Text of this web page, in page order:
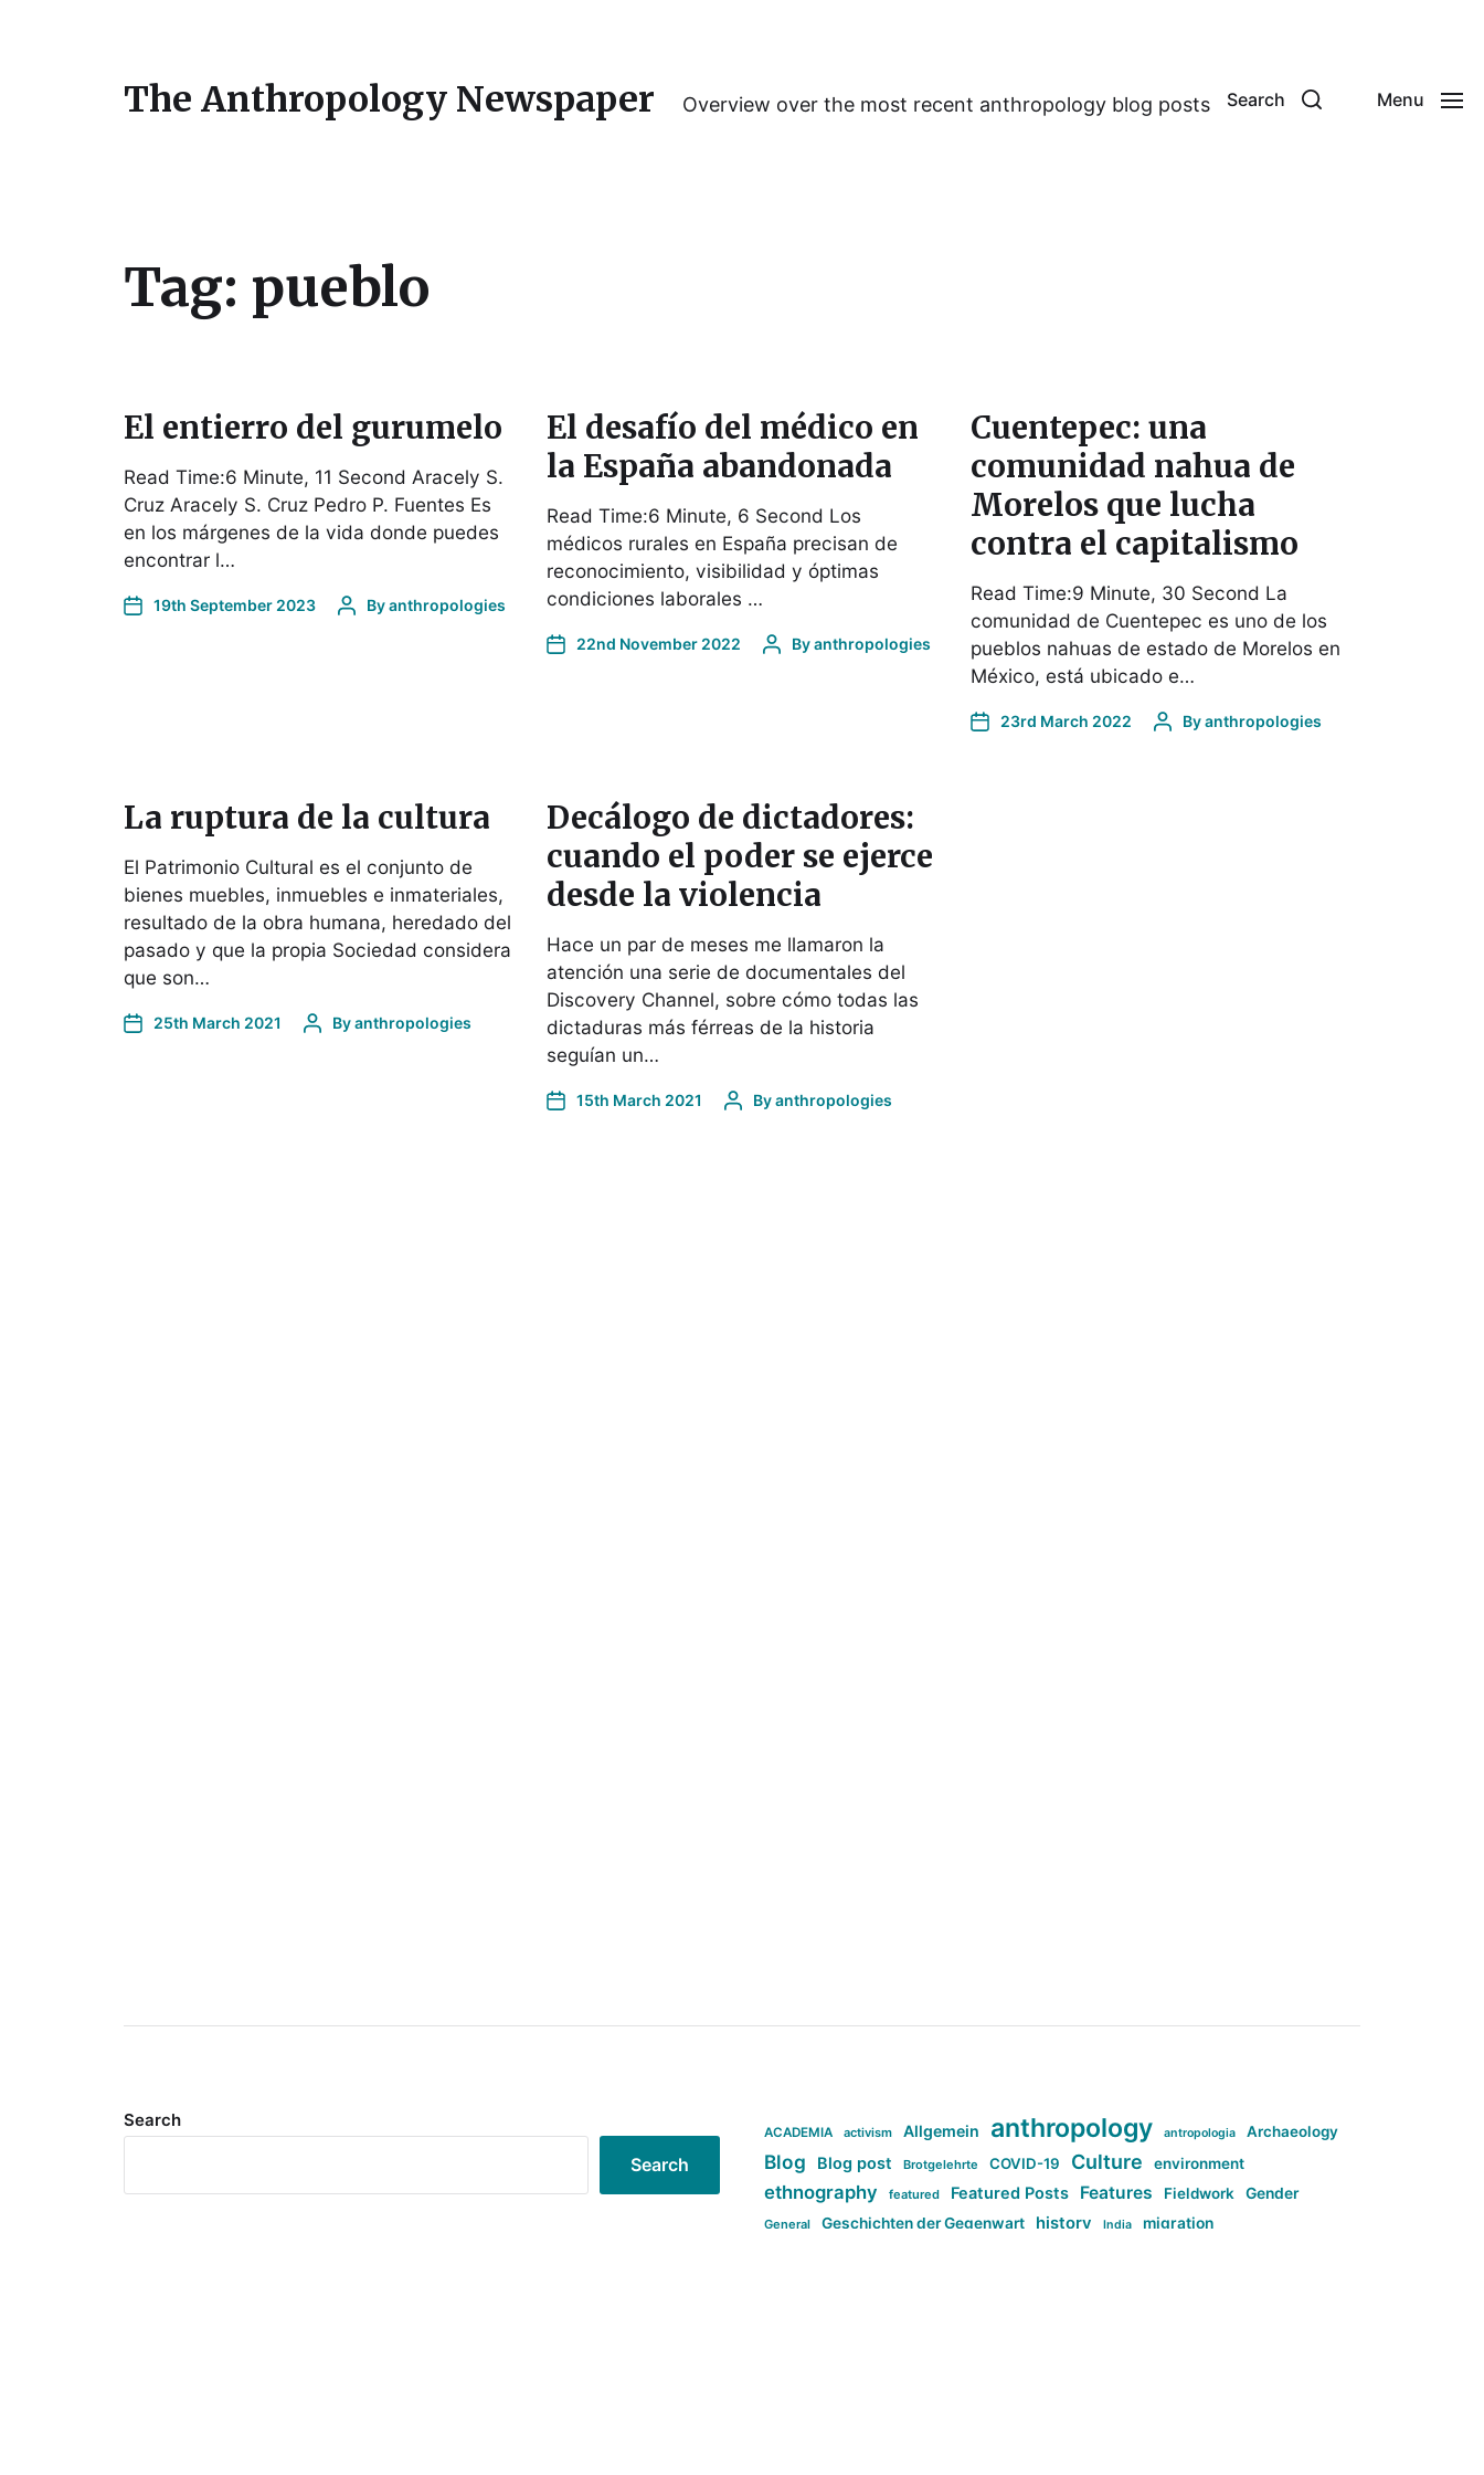
The Anthropology Newspaper Overview over the most recent anthropology blog posts Search Menu
Tag: pueblo
El entierro del gurumelo
Read Time:6 Minute, 11 Second Aracely S.
Cruz Aracely S. Cruz Pedro P. Fuentes Es
en los márgenes de la vida donde puedes
encontrar l…
19th September 2023 Byanthropologies
El desafío del médico en
la España abandonada
Read Time:6 Minute, 6 Second Los
médicos rurales en España precisan de
reconocimiento, visibilidad y óptimas
condiciones laborales …
22nd November 2022 Byanthropologies
Cuentepec: una
comunidad nahua de
Morelos que lucha
contra el capitalismo
Read Time:9 Minute, 30 Second La
comunidad de Cuentepec es uno de los
pueblos nahuas de estado de Morelos en
México, está ubicado e…
23rd March 2022 Byanthropologies
La ruptura de la cultura
El Patrimonio Cultural es el conjunto de
bienes muebles, inmuebles e inmateriales,
resultado de la obra humana, heredado del
pasado y que la propia Sociedad considera
que son…
25th March 2021 Byanthropologies
Decálogo de dictadores:
cuando el poder se ejerce
desde la violencia
Hace un par de meses me llamaron la
atención una serie de documentales del
Discovery Channel, sobre cómo todas las
dictaduras más férreas de la historia
seguían un…
15th March 2021 Byanthropologies
Search
Search
ACADEMIA activism Allgemein anthropology antropologia Archaeology
Blog Blog post Brotgelehrte COVID-19 Culture environment
ethnography featured Featured Posts Features Fieldwork Gender
General Geschichten der Gegenwart history India migration